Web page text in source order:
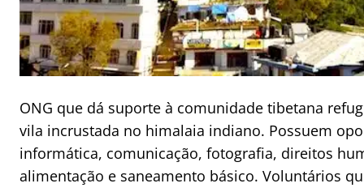
ONG que dá suporte à comunidade tibetana
vila incrustada no himalaia indiano. Possuem
informática, comunicação, fotografia, direitos
alimentação e saneamento básico. Voluntários